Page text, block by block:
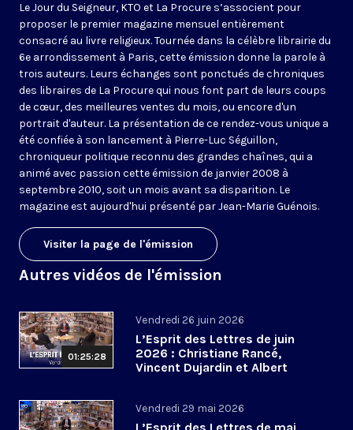
Le Jour du Seigneur, KTO et La Procure s’associent pour
proposer le premier magazine mensuel entièrement
consacré au livre religieux. Tournée dans la célèbre librairie du
6e arrondissement à Paris, cette émission donne la parole à
trois auteurs. Leurs échanges sont ponctués de chroniques
des libraires de La Procure qui nous font part de leurs coups
de cœur, des meilleures ventes du mois, ou encore d'un
portrait d'auteur. La présentation de ce rendez-vous unique a
été confiée à son lancement à Pierre-Luc Séguillon,
chroniqueur politique reconnu des grandes chaînes, qui a
animé avec passion cette émission de janvier 2008 à
septembre 2010, soit un mois avant sa disparition. Le
magazine est aujourd'hui présenté par Jean-Marie Guénois.
Visiter la page de l'émission
Autres vidéos de l'émission
01:25:28
Vendredi 26 juin 2026
L’Esprit des Lettres de juin
2026 : Christiane Rancé,
Vincent Dujardin et Albert
Vendredi 29 mai 2026